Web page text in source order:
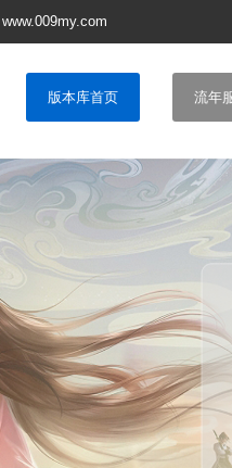
版本库首页 流年